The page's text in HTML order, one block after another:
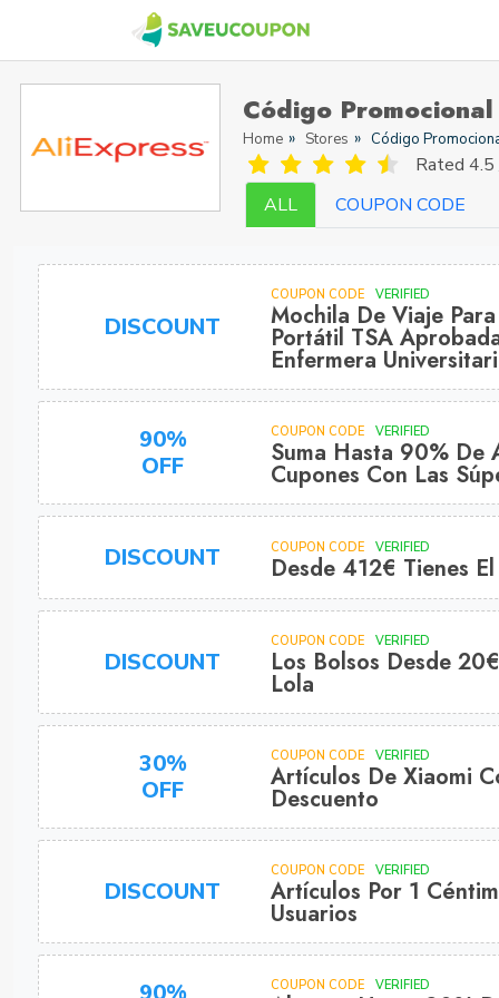
Código
Home Stores Código
Rated 4.5
ALL
COUPON CODE
DISCOUNT
COUPON CODE VERIFIED
Mochila De Viaje
Portátil TSA
Enfermera
90%
OFF
COUPON CODE VERIFIED
Suma Hasta 90%
Cupones Con Las
DISCOUNT COUPON CODE VERIFIED
Desde 412€ Tienes
DISCOUNT
COUPON CODE VERIFIED
Los Bolsos Desde
Lola
30%
OFF
COUPON CODE VERIFIED
Artículos De Xiaomi
Descuento
DISCOUNT
COUPON CODE VERIFIED
Artículos Por 1
Usuarios
COUPON CODE VERIFIED